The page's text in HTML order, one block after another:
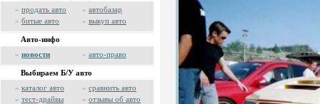
» продать авто » автобазар
» битые авто » выкуп авто
Авто-инфо
» новости » авто-право
Выбираем Б/У авто
» каталог авто » сравнить авто
» тест-драйвы » отзывы об авто